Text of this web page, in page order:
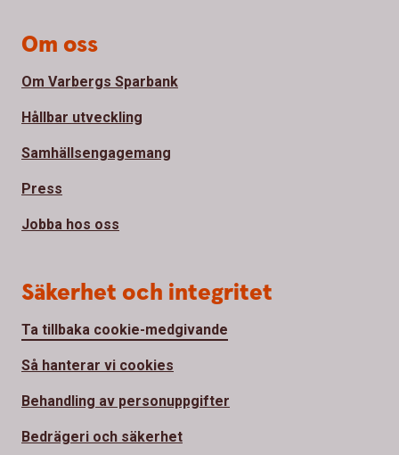
Om oss
Om Varbergs Sparbank
Hållbar utveckling
Samhällsengagemang
Press
Jobba hos oss
Säkerhet och integritet
Ta tillbaka cookie-medgivande
Så hanterar vi cookies
Behandling av personuppgifter
Bedrägeri och säkerhet